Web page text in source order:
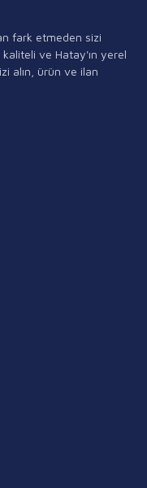
fark etmeden sizi
kaliteli ve Hatay'ın yerel
alın, ürün ve ilan